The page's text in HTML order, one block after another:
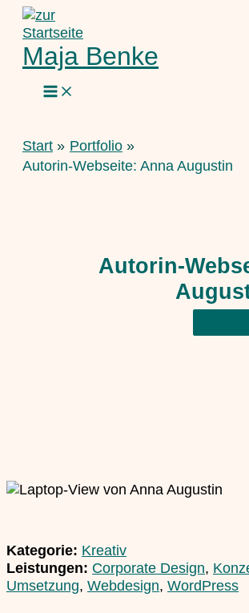
Zum
Inhalt
springen
Maja Benke
Start
Portfolio
Autorin-Webseite: Anna Augustin
Autorin-
Kategorie: Kreativ
Leistungen: Corporate Design,
Umsetzung, Webdesign, WordPress